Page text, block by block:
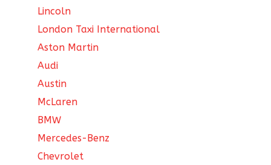
Lincoln
London Taxi International
Aston Martin
Audi
Austin
McLaren
BMW
Mercedes-Benz
Chevrolet